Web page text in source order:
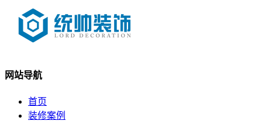
网站导航
首页
装修案例